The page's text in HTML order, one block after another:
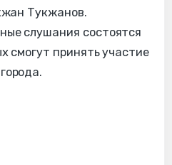
Тукжанов.
слушания состоятся
смогут принять участие